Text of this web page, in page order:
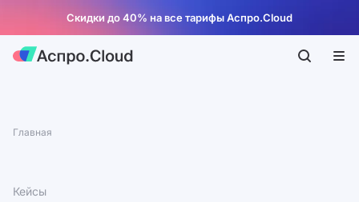
Скидки до 40% на все тарифы Аспро.Cloud
Главная
Кейсы